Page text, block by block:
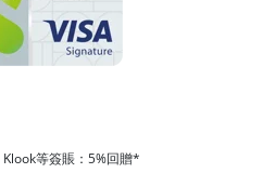
等簽賬：5%回贈*